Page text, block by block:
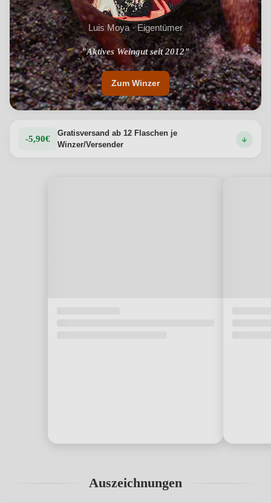
Luis Moya · Eigentümer
"Aktives Weingut seit 2012"
"Wiederherstellung alter Garnacha-Weinberge"
Zum Winzer
-5,90€
Gratisversand ab 12 Flaschen je
Winzer/Versender
Auszeichnungen